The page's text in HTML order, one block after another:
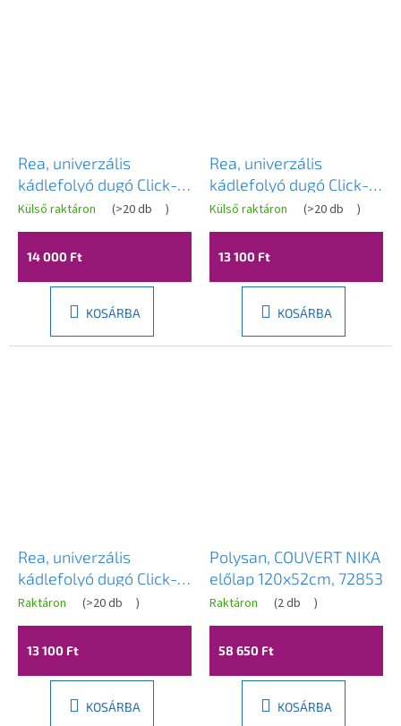
Rea, univerzális
kádlefolyó dugó Click-
Clack 6cm, túlfolyó
nélkül, matt réz, REA-
W2016
Külső raktáron (>20 db )
14 000 Ft
KOSÁRBA
Rea, univerzális
kádlefolyó dugó Click-
Clack 6cm, túlfolyó
nélkül, króm, REA-
W2013
Külső raktáron (>20 db )
13 100 Ft
KOSÁRBA
Rea, univerzális
kádlefolyó dugó Click-
Clack 6cm, túlfolyó
nélkül, fehér, REA-
W2017
Raktáron (>20 db )
13 100 Ft
KOSÁRBA
Polysan, COUVERT NIKA
előlap 120x52cm, 72853
Raktáron (2 db )
58 650 Ft
KOSÁRBA